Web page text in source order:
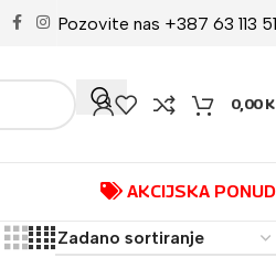
Pozovite nas +387 63 113
0,00
AKCIJSKA